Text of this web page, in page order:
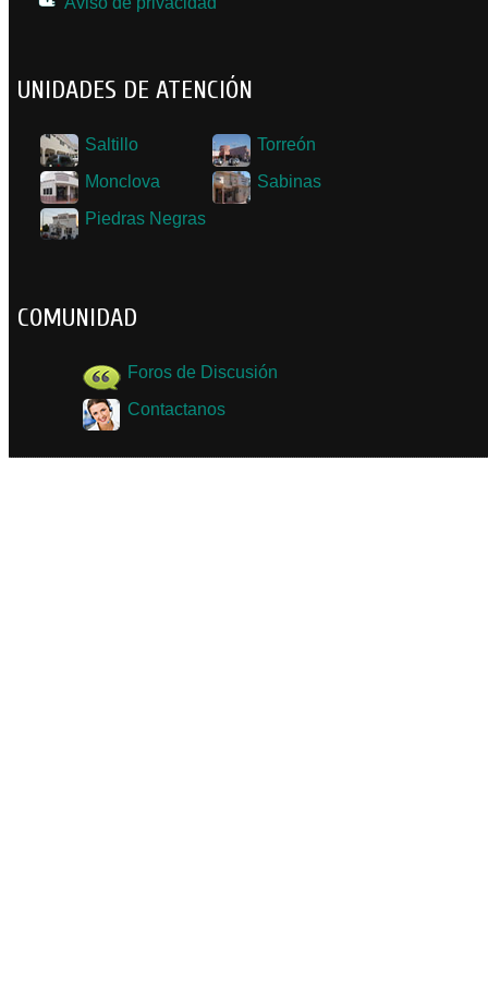
UNIDADES DE ATENCIÓN
Saltillo
Torreón
Monclova
Sabinas
Piedras Negras
COMUNIDAD
Foros de Discusión
Contactanos